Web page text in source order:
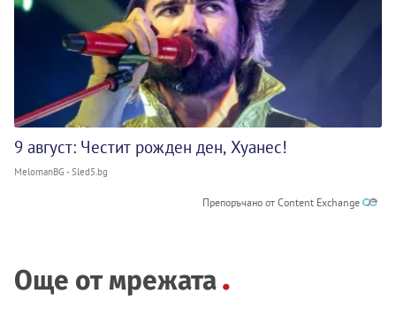
9 август: Честит рожден ден, Хуанес!
MelomanBG - Sled5.bg
Препоръчано от Content Exchange
Още от мрежата